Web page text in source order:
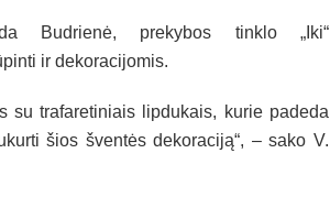
Budrienė, prekybos tinklo „Iki“
ir dekoracijomis.
su trafaretiniais lipdukais, kurie padeda
šios šventės dekoraciją“, – sako V.